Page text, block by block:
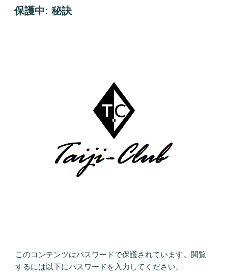
稿
日:
保護中: 秘訣
このコンテンツはパスワードで保護されています。閲覧
するには以下にパスワードを入力してください。